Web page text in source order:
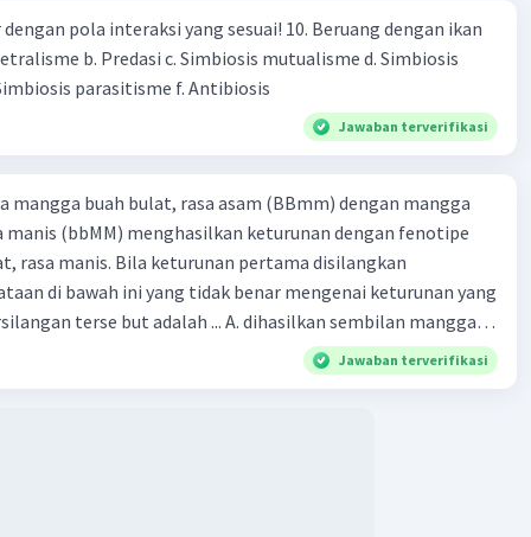
pola interaksi yang sesuai! 10. Beruang dengan ikan
b. Predasi c. Simbiosis mutualisme d. Simbiosis
parasitisme f. Antibiosis
Jawaban terverifikasi
mangga buah bulat, rasa asam (BBmm) dengan mangga
manis (bbMM) menghasilkan keturunan dengan fenotipe
rasa manis. Bila keturunan pertama disilangkan
di bawah ini yang tidak benar mengenai keturunan yang
but adalah ... A. dihasilkan sembilan mangga
asam C.
rasa manis D. dihasi lkan tiga mangga buah
Jawaban terverifikasi